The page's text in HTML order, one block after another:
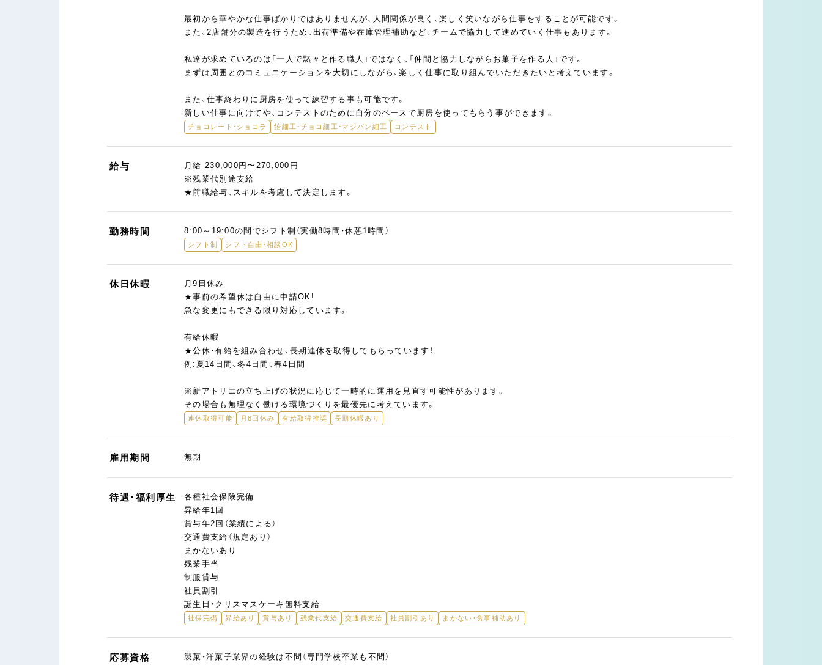
最初から華やかな仕事ばかりではありませんが、人間関係が良く、楽しく笑いながら仕事をすることが可能です。
また、2店舗分の製造を行うため、出荷準備や在庫管理補助など、チームで協力して進めていく仕事もあります。
私達が求めているのは「一人で黙々と作る職人」ではなく、「仲間と協力しながらお菓子を作る人」です。
まずは周囲とのコミュニケーションを大切にしながら、楽しく仕事に取り組んでいただきたいと考えています。
また、仕事終わりに厨房を使って練習する事も可能です。
新しい仕事に向けてや、コンテストのために自分のペースで厨房を使ってもらう事ができます。
チョコレート・ショコラ 飴細工・チョコ細工・マジパン細工 コンテスト
給与
月給 230,000円〜270,000円
※残業代別途支給
★前職給与、スキルを考慮して決定します。
勤務時間 8:00～19:00の間でシフト制（実働8時間・休憩1時間）
シフト制 シフト自由・相談OK
休日休暇
月9日休み
★事前の希望休は自由に申請OK!
急な変更にもできる限り対応しています。
有給休暇
★公休・有給を組み合わせ、長期連休を取得してもらっています！
例:夏14日間、冬4日間、春4日間
※新アトリエの立ち上げの状況に応じて一時的に運用を見直す可能性があります。
その場合も無理なく働ける環境づくりを最優先に考えています。
連休取得可能 月8回休み 有給取得推奨 長期休暇あり
雇用期間 無期
待遇・福利厚生
各種社会保険完備
昇給年1回
賞与年2回（業績による）
交通費支給（規定あり）
まかないあり
残業手当
制服貸与
社員割引
誕生日・クリスマスケーキ無料支給
社保完備 昇給あり 賞与あり 残業代支給 交通費支給 社員割引あり まかない・食事補助あり
応募資格
製菓・洋菓子業界の経験は不問（専門学校卒業も不問）